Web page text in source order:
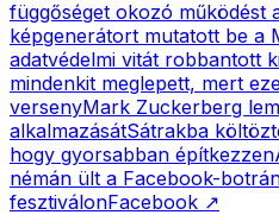
függőséget okozó működést
képgenerátort mutatott be a
adatvédelmi vitát robbantott
mindenkit meglepett, mert
versenyMark Zuckerberg
alkalmazásátSátrakba
hogy gyorsabban építkezzen
némán ült a Facebook-
fesztiválonFacebook ↗